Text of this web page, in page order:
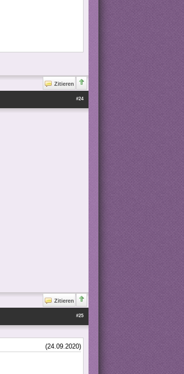
Zitieren
#24
Zitieren
#25
(24.09.2020)